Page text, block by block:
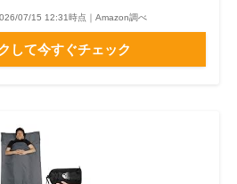
07/15 12:31時点｜Amazon調べ
して今すぐチェック